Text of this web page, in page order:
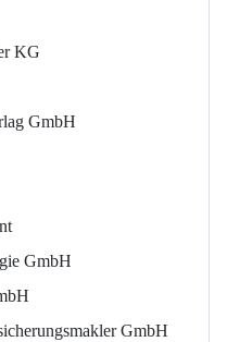
KG
GmbH
GmbH
GmbH